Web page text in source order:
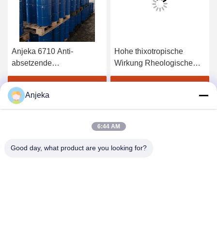
Anjeka 6710 Anti-
absetzende
Farbzusatzstoffe 100%
Wirkstoffgehalt Säure-
funktionale Gruppe
Copolymer für
anorganische Absetzmittel
Beste Preis erhalten
Hohe thixotropische
Wirkung Rheologische
Zusatzstoffe
Plastisol
Anjeka
6:44 AM
Good day, what product are you looking for?